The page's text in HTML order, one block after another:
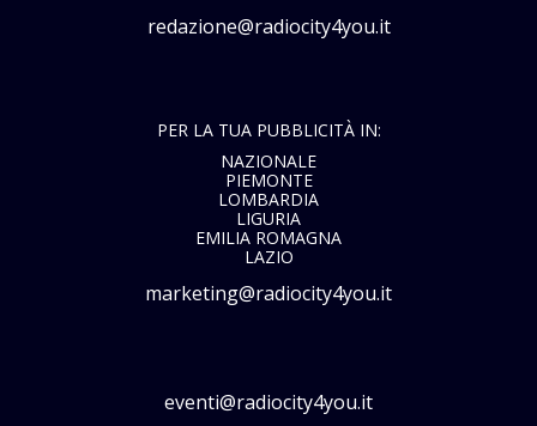
redazione@radiocity4you.it
PER LA TUA PUBBLICITÀ IN:
NAZIONALE
PIEMONTE
LOMBARDIA
LIGURIA
EMILIA ROMAGNA
LAZIO
marketing@radiocity4you.it
eventi@radiocity4you.it